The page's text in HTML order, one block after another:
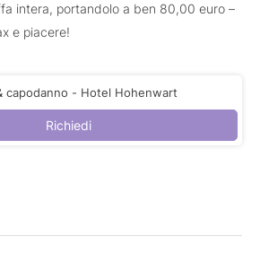
intera, portandolo a ben 80,00 euro –
e piacere!
capodanno - Hotel Hohenwart
Richiedi